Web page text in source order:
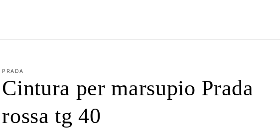
PRADA
Cintura per marsupio Prada
rossa tg 40